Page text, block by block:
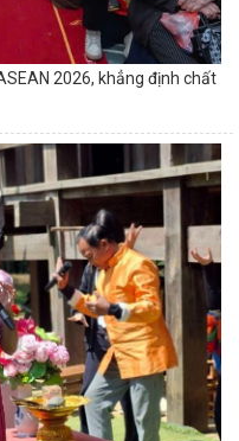
2026, khẳng định chất